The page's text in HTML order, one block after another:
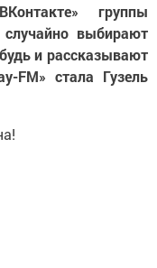
группы
выбирают
и рассказывают
FM» стала Гузель